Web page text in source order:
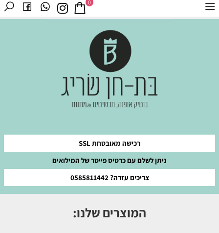
רכישה מאובטחת SSL
ניתן לשלם עם כרטיס פייטר של המילואים
צריכים עזרה? 0585811442
0
המוצרים שלנו: